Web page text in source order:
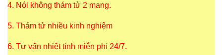
4. Nói không thám tử 2 mang.
5. Thám tử nhiều kinh nghiệm
6. Tư vấn nhiệt tình miễn phí 24/7.